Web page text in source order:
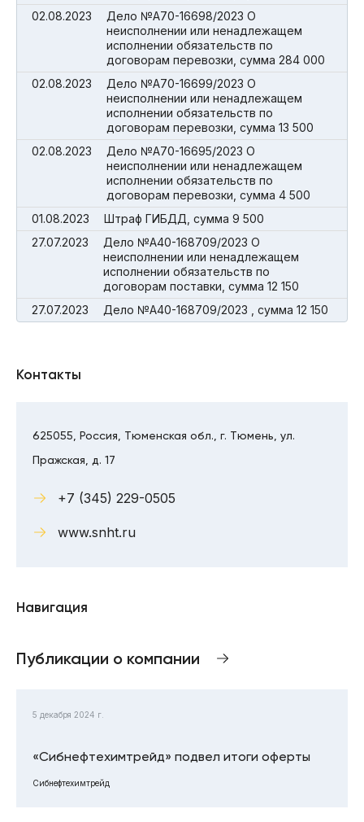
02.08.2023
Дело №А70-16698/2023 О
неисполнении или ненадлежащем
исполнении обязательств по
договорам перевозки, сумма 284 000
02.08.2023
Дело №А70-16699/2023 О
неисполнении или ненадлежащем
исполнении обязательств по
договорам перевозки, сумма 13 500
02.08.2023
Дело №А70-16695/2023 О
неисполнении или ненадлежащем
исполнении обязательств по
договорам перевозки, сумма 4 500
01.08.2023
Штраф ГИБДД, сумма 9 500
27.07.2023
Дело №А40-168709/2023 О
неисполнении или ненадлежащем
исполнении обязательств по
договорам поставки, сумма 12 150
27.07.2023
Дело №А40-168709/2023 , сумма 12 150
Контакты
625055, Россия, Тюменская обл., г. Тюмень, ул.
Пражская, д. 17
+7 (345) 229-0505
www.snht.ru
Навигация
Публикации о компании
5 декабря 2024 г.
«Сибнефтехимтрейд» подвел итоги оферты
Сибнефтехимтрейд